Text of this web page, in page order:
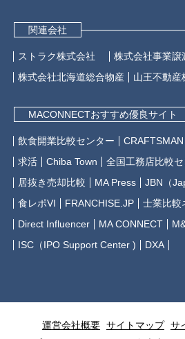
関連会社
ストラク株式会社
株式会社事業譲
株式会社北海道総合物産
山王不動産
MACONNECTおすすめ優良サイト
飲食開業比較センター CRAFTSMAN
求活
Chiba Town 全国工務店比較
居抜き売却比較
MA Press
JBN（
食レポVI
FRANCHISE.JP
士業比較
Direct Influencer
MA CONNECT
ISC（IPO Support Center )
DXA
運営会社概要 サイトマップ サ